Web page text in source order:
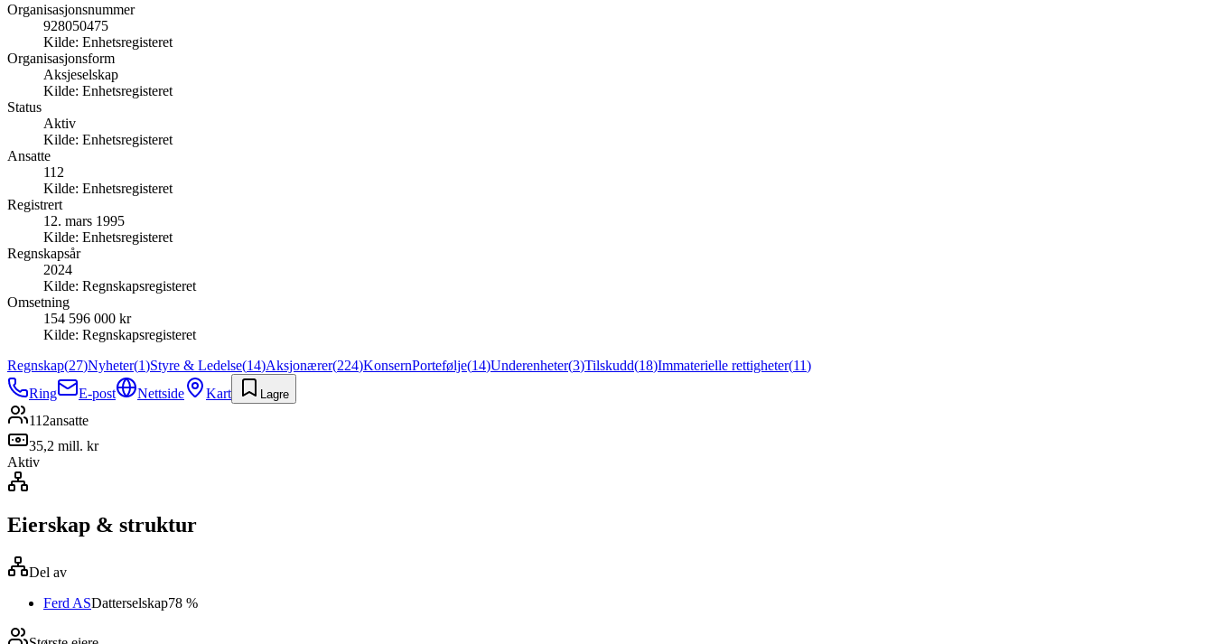
Organisasjonsnummer
928050475
Kilde: Enhetsregisteret
Organisasjonsform
Aksjeselskap
Kilde: Enhetsregisteret
Status
Aktiv
Kilde: Enhetsregisteret
Ansatte
112
Kilde: Enhetsregisteret
Registrert
12. mars 1995
Kilde: Enhetsregisteret
Regnskapsår
2024
Kilde: Regnskapsregisteret
Omsetning
154 596 000 kr
Kilde: Regnskapsregisteret
Regnskap(27)Nyheter(1)Styre & Ledelse(14)Aksjonærer(224)KonsernPortefølje(14)Underenheter(3)Tilskudd(18)Immaterielle rettigheter(11)
Ring
E-post Nettside Kart Lagre
112ansatte
35,2 mill. kr
Aktiv
Eierskap & struktur
Del av
Ferd ASDatterselskap78 %